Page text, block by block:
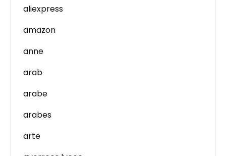
aliexpress
amazon
anne
arab
arabe
arabes
arte